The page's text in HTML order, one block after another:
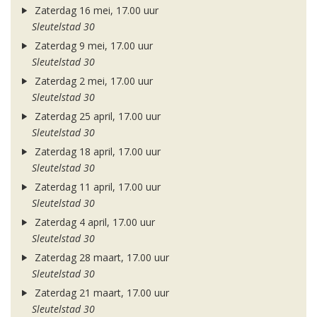
Zaterdag 16 mei, 17.00 uur
Sleutelstad 30
Zaterdag 9 mei, 17.00 uur
Sleutelstad 30
Zaterdag 2 mei, 17.00 uur
Sleutelstad 30
Zaterdag 25 april, 17.00 uur
Sleutelstad 30
Zaterdag 18 april, 17.00 uur
Sleutelstad 30
Zaterdag 11 april, 17.00 uur
Sleutelstad 30
Zaterdag 4 april, 17.00 uur
Sleutelstad 30
Zaterdag 28 maart, 17.00 uur
Sleutelstad 30
Zaterdag 21 maart, 17.00 uur
Sleutelstad 30